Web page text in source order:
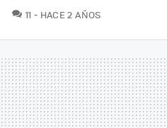
11 COMENTARIOS
HACE 2 AÑOS